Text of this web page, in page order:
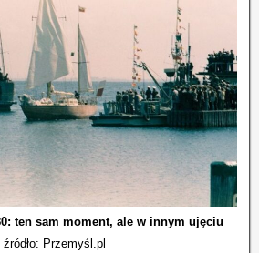
ten sam moment, ale w innym ujęciu
źródło: Przemyśl.pl